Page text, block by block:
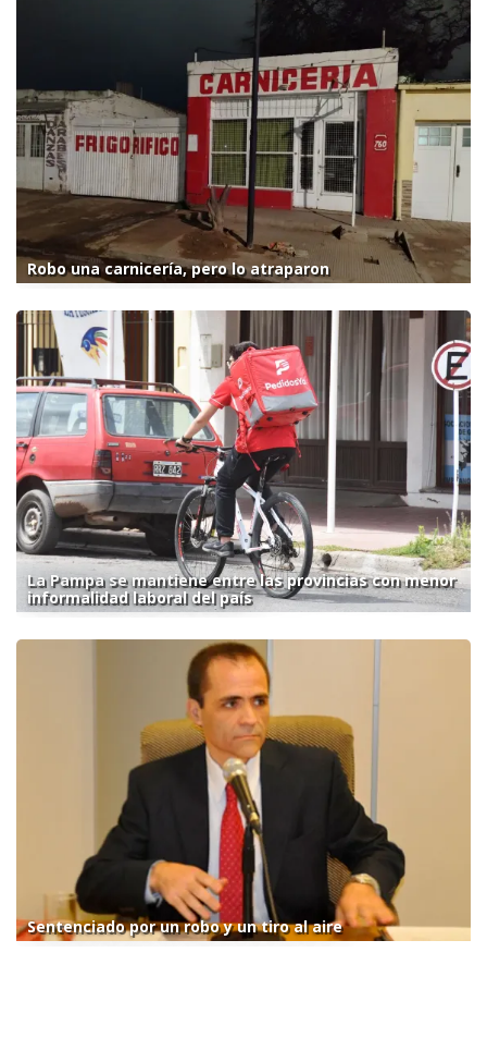
Robo una carnicería, pero lo atraparon
La Pampa se mantiene entre las provincias con menor
informalidad laboral del país
Sentenciado por un robo y un tiro al aire